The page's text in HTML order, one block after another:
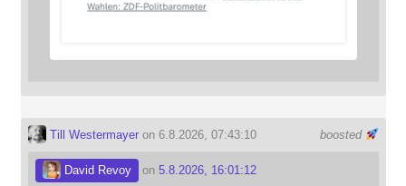
boosted
Till Westermayeron 6.8.2026, 07:43:10
David Revoy on 5.8.2026, 16:01:12